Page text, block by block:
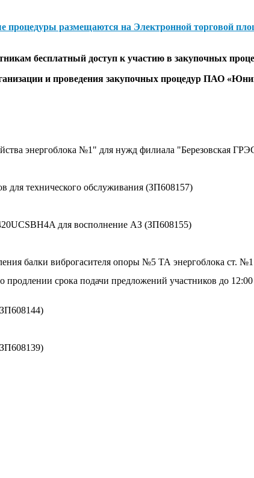
процедуры размещаются на Электронной торговой
бесплатный доступ к участию в закупочных
и проведения закупочных процедур ПАО
энергоблока №1" для нужд филиала "Березовская
для технического обслуживания (ЗП608157)
для восполнение АЗ (ЗП608155)
балки виброгасителя опоры №5 ТА энергоблока ст.
продлении срока подачи предложений участников до